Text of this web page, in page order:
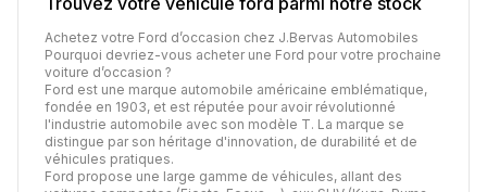
Achetez votre Ford d’occasion chez J.Bervas Automobiles
Pourquoi devriez-vous acheter une Ford pour votre prochaine
voiture d’occasion ?
Ford est une marque automobile américaine emblématique,
fondée en 1903, et est réputée pour avoir révolutionné
l'industrie automobile avec son modèle T. La marque se
distingue par son héritage d'innovation, de durabilité et de
véhicules pratiques.
Ford propose une large gamme de véhicules, allant des